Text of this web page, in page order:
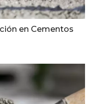
en Cementos